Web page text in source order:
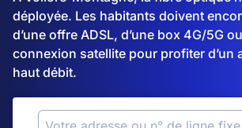
déployée. Les habitants doivent
d’une offre ADSL, d’une box 4G/5G
connexion satellite pour profiter d’un
haut débit.